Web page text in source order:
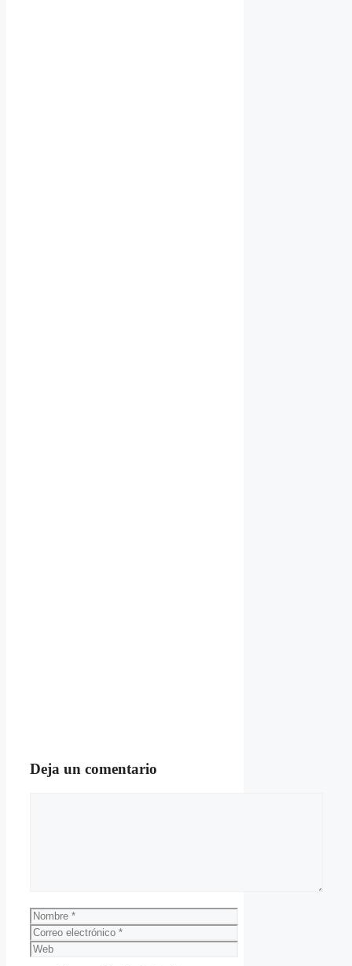
Deja un comentario
Nombre
Correo
electrónico
Web